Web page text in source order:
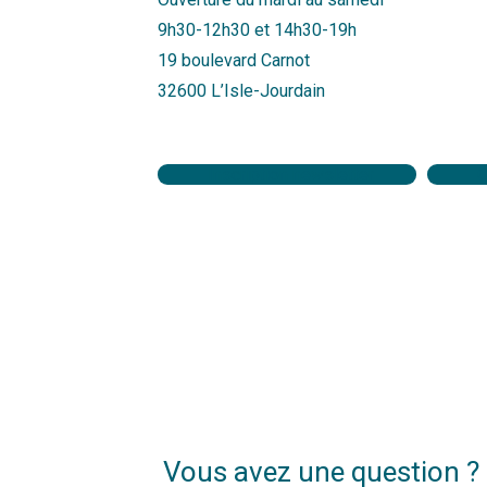
9h30-12h30 et 14h30-19h
19 boulevard Carnot
32600 L’Isle-Jourdain
Vous avez une question ?